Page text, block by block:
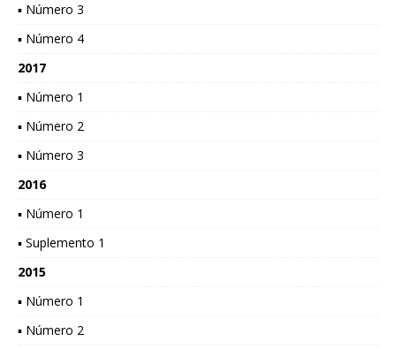
▪ Número 3
▪ Número 4
2017
▪ Número 1
▪ Número 2
▪ Número 3
2016
▪ Número 1
▪ Suplemento 1
2015
▪ Número 1
▪ Número 2